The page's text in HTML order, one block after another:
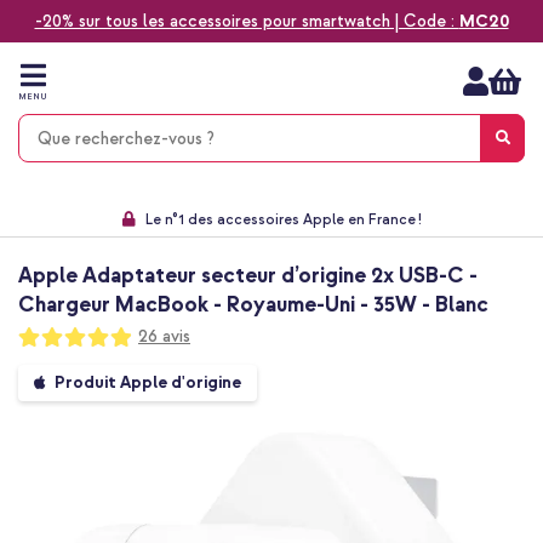
-20% sur tous les accessoires pour smartwatch | Code : MC20
Aller
contenu
MENU
Le n°1 des accessoires Apple en France !
Apple Adaptateur secteur d’origine 2x USB-C -
Chargeur MacBook - Royaume-Uni - 35W - Blanc
Notation:
98
100
26 avis
Passer
à
Produit Apple d'origine